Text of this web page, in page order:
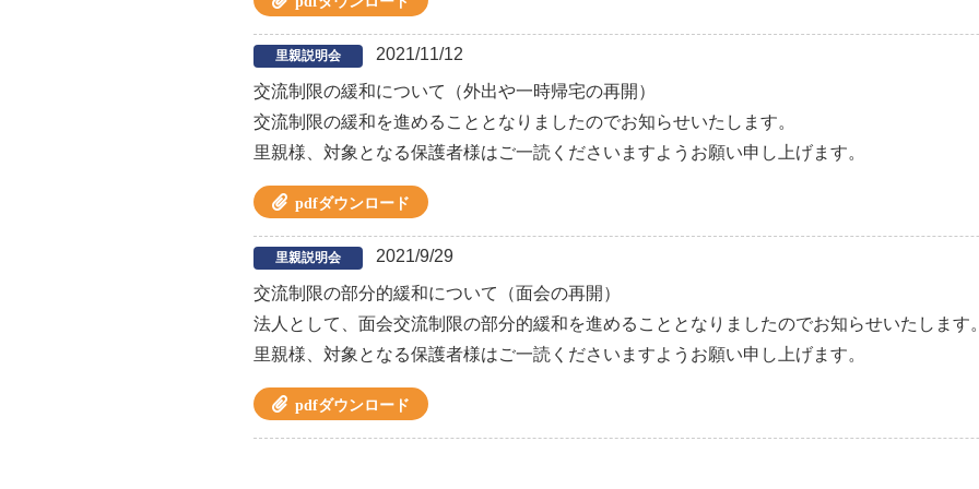
里親説明会
2021/11/12
交流制限の緩和について（外出や一時帰宅の再開）
交流制限の緩和を進めることとなりましたのでお知らせいたします。
里親様、対象となる保護者様はご一読くださいますようお願い申し上げます。
pdfダウンロード
里親説明会
2021/9/29
交流制限の部分的緩和について（面会の再開）
法人として、面会交流制限の部分的緩和を進めることとなりましたのでお知らせいたします
里親様、対象となる保護者様はご一読くださいますようお願い申し上げます。
pdfダウンロード